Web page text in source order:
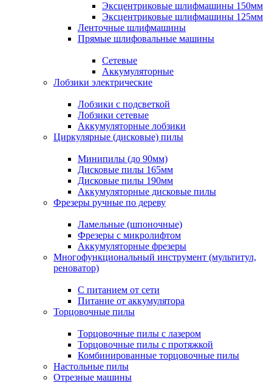
Эксцентриковые шлифмашины 150мм
Эксцентриковые шлифмашины 125мм
Ленточные шлифмашины
Прямые шлифовальные машины
Сетевые
Аккумуляторные
Лобзики электрические
Лобзики с подсветкой
Лобзики сетевые
Аккумуляторные лобзики
Циркулярные (дисковые) пилы
Минипилы (до 90мм)
Дисковые пилы 165мм
Дисковые пилы 190мм
Аккумуляторные дисковые пилы
Фрезеры ручные по дереву
Ламельные (шпоночные)
Фрезеры с микролифтом
Аккумуляторные фрезеры
Многофункциональный инструмент (мультитул,
реноватор)
С питанием от сети
Питание от аккумулятора
Торцовочные пилы
Торцовочные пилы с лазером
Торцовочные пилы с протяжкой
Комбинированные торцовочные пилы
Настольные пилы
Отрезные машины